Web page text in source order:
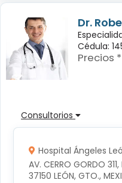
Dr.
Cédula:
Precios
Consultorios
Hospital Ángeles
AV. CERRO GORDO
37150 LEÓN, GTO.,